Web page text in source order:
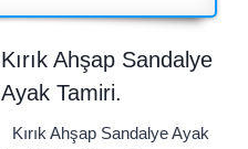
Kırık Ahşap Sandalye
Ayak Tamiri.
Kırık Ahşap Sandalye Ayak